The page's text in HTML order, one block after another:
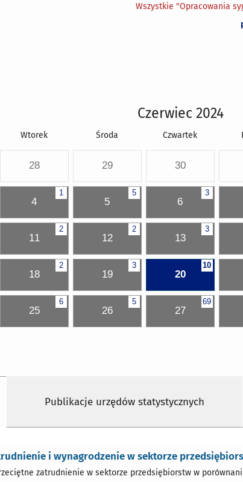
Wszystkie "Opracowania
Czerwiec 2024
Wtorek Środa Czwartek
28 29 30
1
4
5
5
3
6
2
11
2
12
3
13
2
18
3
19
10
20
6
25
5
26
69
27
Publikacje urzędów statystycznych
i wynagrodzenie w sektorze
zatrudnienie w sektorze przedsiębiorstw w